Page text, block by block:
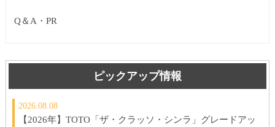
Q＆A・PR
ピックアップ情報
2026.08.08
【2026年】TOTO「ザ・クラッソ・シンラ」グレードアッ